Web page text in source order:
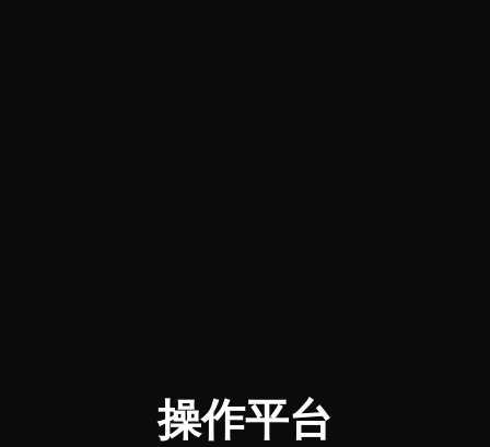
操作平台